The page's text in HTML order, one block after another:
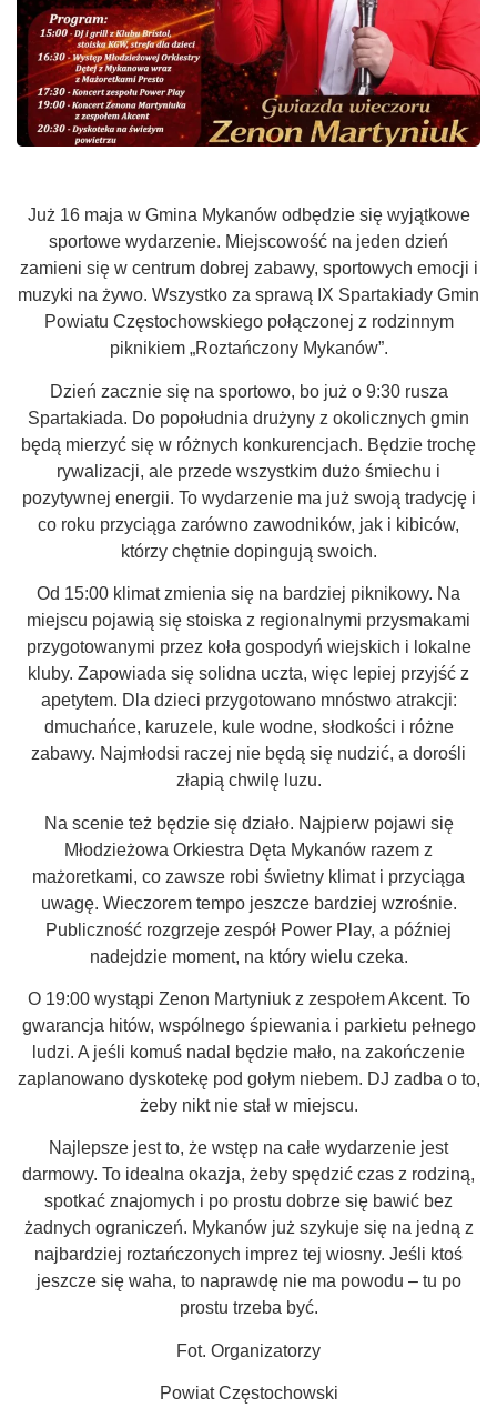
Już 16 maja w Gmina Mykanów odbędzie się wyjątkowe
sportowe wydarzenie. Miejscowość na jeden dzień
zamieni się w centrum dobrej zabawy, sportowych emocji i
muzyki na żywo. Wszystko za sprawą IX Spartakiady Gmin
Powiatu Częstochowskiego połączonej z rodzinnym
piknikiem „Roztańczony Mykanów”.
Dzień zacznie się na sportowo, bo już o 9:30 rusza
Spartakiada. Do popołudnia drużyny z okolicznych gmin
będą mierzyć się w różnych konkurencjach. Będzie trochę
rywalizacji, ale przede wszystkim dużo śmiechu i
pozytywnej energii. To wydarzenie ma już swoją tradycję i
co roku przyciąga zarówno zawodników, jak i kibiców,
którzy chętnie dopingują swoich.
Od 15:00 klimat zmienia się na bardziej piknikowy. Na
miejscu pojawią się stoiska z regionalnymi przysmakami
przygotowanymi przez koła gospodyń wiejskich i lokalne
kluby. Zapowiada się solidna uczta, więc lepiej przyjść z
apetytem. Dla dzieci przygotowano mnóstwo atrakcji:
dmuchańce, karuzele, kule wodne, słodkości i różne
zabawy. Najmłodsi raczej nie będą się nudzić, a dorośli
złapią chwilę luzu.
Na scenie też będzie się działo. Najpierw pojawi się
Młodzieżowa Orkiestra Dęta Mykanów razem z
mażoretkami, co zawsze robi świetny klimat i przyciąga
uwagę. Wieczorem tempo jeszcze bardziej wzrośnie.
Publiczność rozgrzeje zespół Power Play, a później
nadejdzie moment, na który wielu czeka.
O 19:00 wystąpi Zenon Martyniuk z zespołem Akcent. To
gwarancja hitów, wspólnego śpiewania i parkietu pełnego
ludzi. A jeśli komuś nadal będzie mało, na zakończenie
zaplanowano dyskotekę pod gołym niebem. DJ zadba o to,
żeby nikt nie stał w miejscu.
Najlepsze jest to, że wstęp na całe wydarzenie jest
darmowy. To idealna okazja, żeby spędzić czas z rodziną,
spotkać znajomych i po prostu dobrze się bawić bez
żadnych ograniczeń. Mykanów już szykuje się na jedną z
najbardziej roztańczonych imprez tej wiosny. Jeśli ktoś
jeszcze się waha, to naprawdę nie ma powodu – tu po
prostu trzeba być.
Fot. Organizatorzy
Powiat Częstochowski